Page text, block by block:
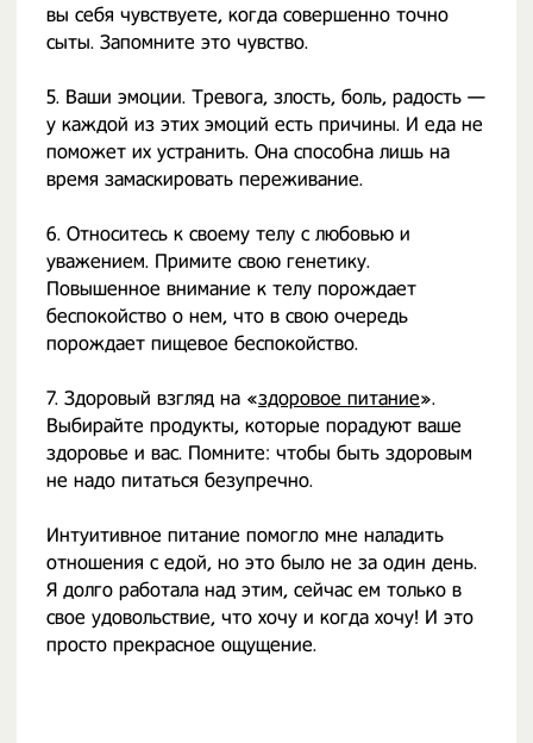
вы себя чувствуете, когда совершенно точно
сыты. Запомните это чувство. ⁣
5. Ваши эмоции. Тревога, злость, боль, радость —
у каждой из этих эмоций есть причины. И еда не
поможет их устранить. Она способна лишь на
время замаскировать переживание.⁣
6. Относитесь к своему телу с любовью и
уважением. Примите свою генетику.
Повышенное внимание к телу порождает
беспокойство о нем, что в свою очередь
порождает пищевое беспокойство.⁣
7. Здоровый взгляд на «здоровое питание».
Выбирайте продукты, которые порадуют ваше
здоровье и вас. Помните: чтобы быть здоровым
не надо питаться безупречно.⁣
Интуитивное питание помогло мне наладить
отношения с едой, но это было не за один день.
Я долго работала над этим, сейчас ем только в
свое удовольствие, что хочу и когда хочу! И это
просто прекрасное ощущение.